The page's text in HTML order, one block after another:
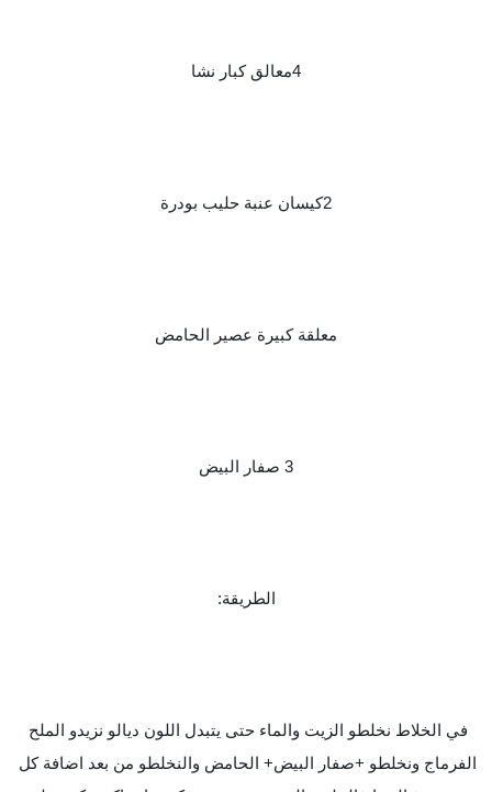
4معالق كبار نشا
2كيسان عنبة حليب بودرة
معلقة كبيرة عصير الحامض
3 صفار البيض
الطريقة: